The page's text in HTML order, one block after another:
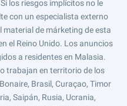
los riesgos implícitos no le
con un especialista externo
material de márketing de esta
el Reino Unido. Los anuncios
a residentes en Malasia.
trabajan en territorio de los
Brasil, Curaçao, Timor
Saipán, Rusia, Ucrania,